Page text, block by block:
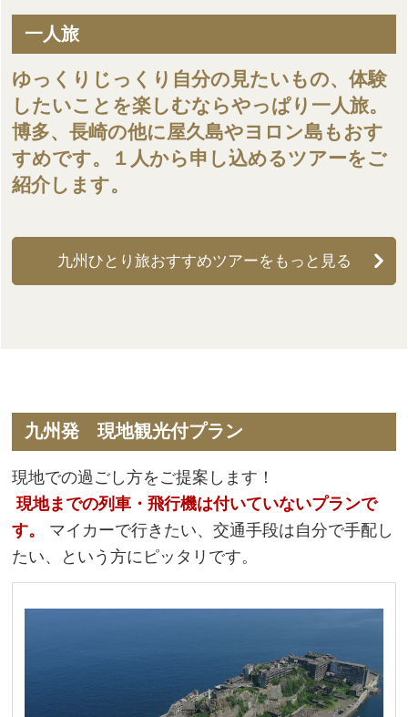
一人旅
ゆっくりじっくり自分の見たいもの、体験
したいことを楽しむならやっぱり一人旅。
博多、長崎の他に屋久島やヨロン島もおす
すめです。１人から申し込めるツアーをご
紹介します。
九州ひとり旅おすすめツアーをもっと見る
九州発 現地観光付プラン
現地での過ごし方をご提案します！
現地までの列車・飛行機は付いていないプランで
す。
マイカーで行きたい、交通手段は自分で手配し
たい、という方にピッタリです。